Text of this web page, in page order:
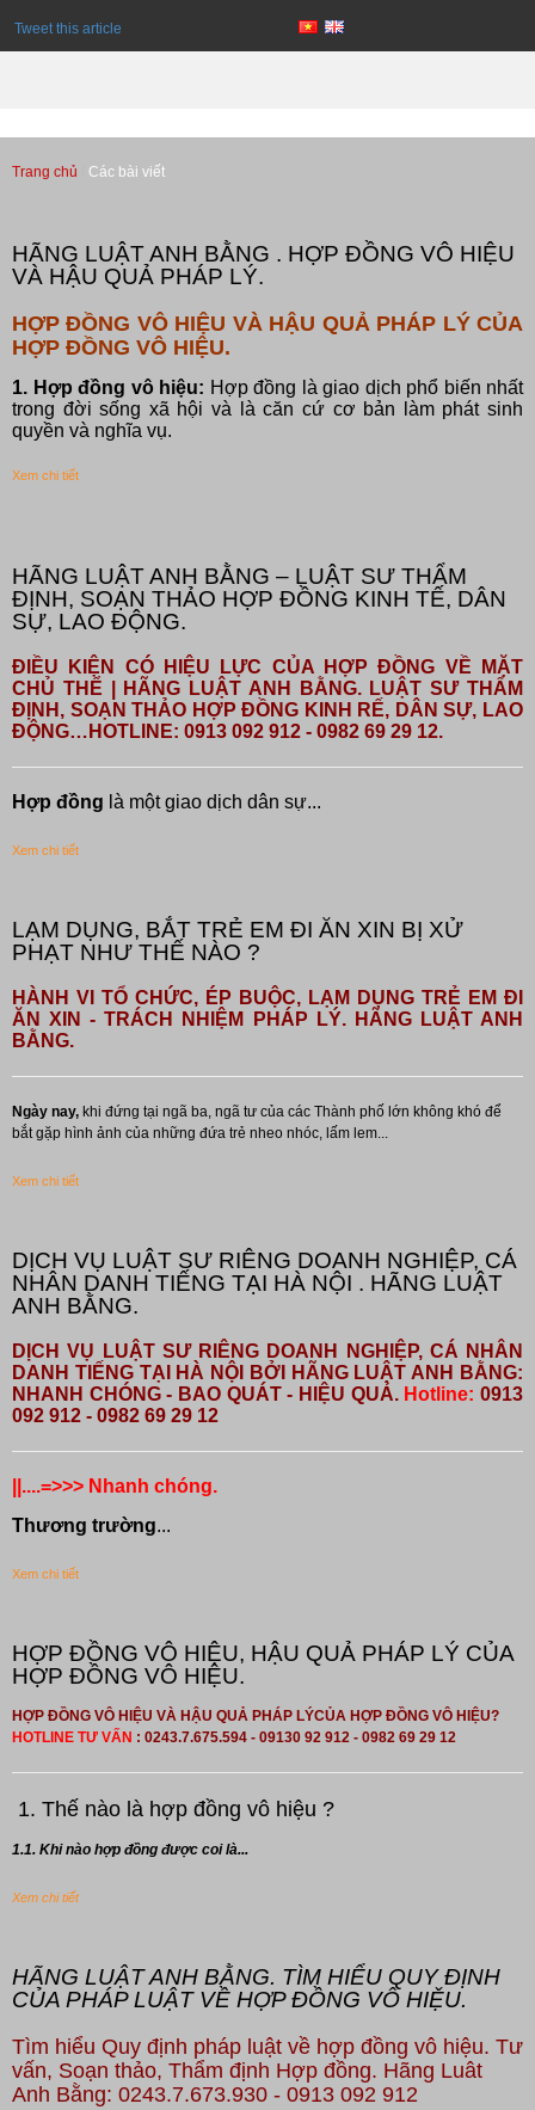
Tweet this article
Trang chủ Các bài viết
HÃNG LUẬT ANH BẰNG . HỢP ĐỒNG VÔ HIỆU
VÀ HẬU QUẢ PHÁP LÝ.
HỢP ĐỒNG VÔ HIỆU VÀ HẬU QUẢ PHÁP LÝ CỦA
HỢP ĐỒNG VÔ HIỆU.
1. Hợp đồng vô hiệu: Hợp đồng là giao dịch phổ biến nhất
trong đời sống xã hội và là căn cứ cơ bản làm phát sinh
quyền và nghĩa vụ.
Xem chi tiết
HÃNG LUẬT ANH BẰNG – LUẬT SƯ THẨM
ĐỊNH, SOẠN THẢO HỢP ĐỒNG KINH TẾ, DÂN
SỰ, LAO ĐỘNG.
ĐIỀU KIỆN CÓ HIỆU LỰC CỦA HỢP ĐỒNG VỀ MẶT
CHỦ THỂ | HÃNG LUẬT ANH BẰNG. LUẬT SƯ THẨM
ĐỊNH, SOẠN THẢO HỢP ĐỒNG KINH RẾ, DÂN SỰ, LAO
ĐỘNG…HOTLINE: 0913 092 912 - 0982 69 29 12.
Hợp đồng là một giao dịch dân sự...
Xem chi tiết
LẠM DỤNG, BẮT TRẺ EM ĐI ĂN XIN BỊ XỬ
PHẠT NHƯ THẾ NÀO ?
HÀNH VI TỔ CHỨC, ÉP BUỘC, LẠM DỤNG TRẺ EM ĐI
ĂN XIN - TRÁCH NHIỆM PHÁP LÝ. HÃNG LUẬT ANH
BẰNG.
Ngày nay, khi đứng tại ngã ba, ngã tư của các Thành phố lớn không khó để
bắt gặp hình ảnh của những đứa trẻ nheo nhóc, lấm lem...
Xem chi tiết
DỊCH VỤ LUẬT SƯ RIÊNG DOANH NGHIỆP, CÁ
NHÂN DANH TIẾNG TẠI HÀ NỘI . HÃNG LUẬT
ANH BẰNG.
DỊCH VỤ LUẬT SƯ RIÊNG DOANH NGHIỆP, CÁ NHÂN
DANH TIẾNG TẠI HÀ NỘI BỞI HÃNG LUẬT ANH BẰNG:
NHANH CHÓNG - BAO QUÁT - HIỆU QUẢ. Hotline: 0913
092 912 - 0982 69 29 12
||....=>>> Nhanh chóng.
Thương trường...
Xem chi tiết
HỢP ĐỒNG VÔ HIỆU, HẬU QUẢ PHÁP LÝ CỦA
HỢP ĐỒNG VÔ HIỆU.
HỢP ĐỒNG VÔ HIỆU VÀ HẬU QUẢ PHÁP LÝCỦA HỢP ĐỒNG VÔ HIỆU?
HOTLINE TƯ VẤN : 0243.7.675.594 - 09130 92 912 - 0982 69 29 12
1. Thế nào là hợp đồng vô hiệu ?
1.1. Khi nào hợp đồng được coi là...
Xem chi tiết
HÃNG LUẬT ANH BẰNG. TÌM HIỂU QUY ĐỊNH
CỦA PHÁP LUẬT VỀ HỢP ĐỒNG VÔ HIỆU.
Tìm hiểu Quy định pháp luật về hợp đồng vô hiệu. Tư
vấn, Soạn thảo, Thẩm định Hợp đồng. Hãng Luât
Anh Bằng: 0243.7.673.930 - 0913 092 912